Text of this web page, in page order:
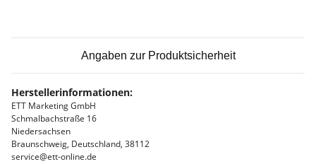
Angaben zur Produktsicherheit
Herstellerinformationen:
ETT Marketing GmbH
Schmalbachstraße 16
Niedersachsen
Braunschweig, Deutschland, 38112
service@ett-online.de